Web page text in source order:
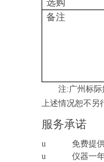
选购
备注
注:广州 标际
上述情况恕不另
服务承诺
u
免费提
u
仪器一